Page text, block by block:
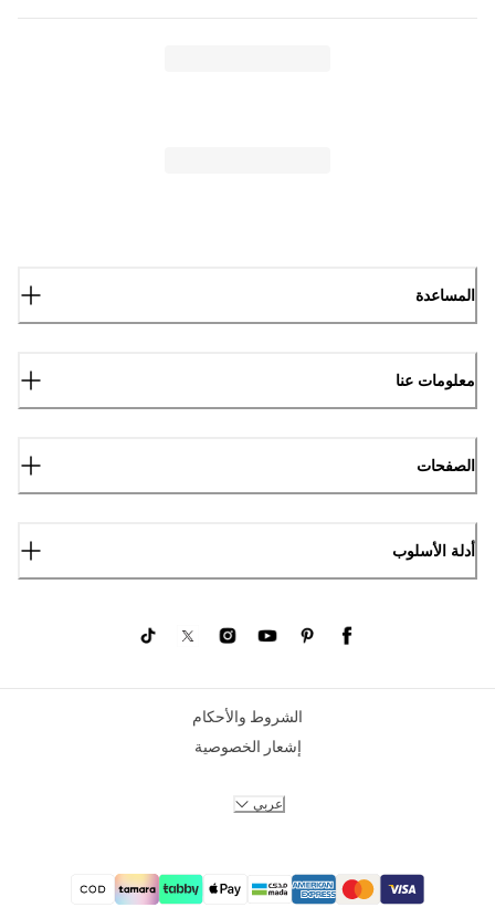
المساعدة
معلومات عنا
الصفحات
أدلة الأسلوب
الشروط والأحكام
إشعار الخصوصية
عربي